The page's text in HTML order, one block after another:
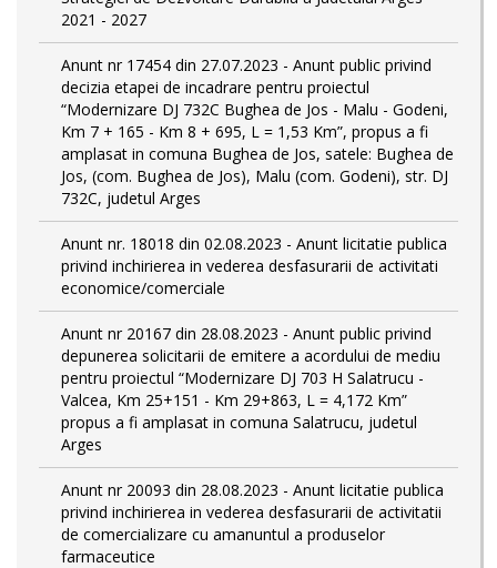
2021 - 2027
Anunt nr 17454 din 27.07.2023 - Anunt public privind
decizia etapei de incadrare pentru proiectul
“Modernizare DJ 732C Bughea de Jos - Malu - Godeni,
Km 7 + 165 - Km 8 + 695, L = 1,53 Km”, propus a fi
amplasat in comuna Bughea de Jos, satele: Bughea de
Jos, (com. Bughea de Jos), Malu (com. Godeni), str. DJ
732C, judetul Arges
Anunt nr. 18018 din 02.08.2023 - Anunt licitatie publica
privind inchirierea in vederea desfasurarii de activitati
economice/comerciale
Anunt nr 20167 din 28.08.2023 - Anunt public privind
depunerea solicitarii de emitere a acordului de mediu
pentru proiectul “Modernizare DJ 703 H Salatrucu -
Valcea, Km 25+151 - Km 29+863, L = 4,172 Km”
propus a fi amplasat in comuna Salatrucu, judetul
Arges
Anunt nr 20093 din 28.08.2023 - Anunt licitatie publica
privind inchirierea in vederea desfasurarii de activitatii
de comercializare cu amanuntul a produselor
farmaceutice